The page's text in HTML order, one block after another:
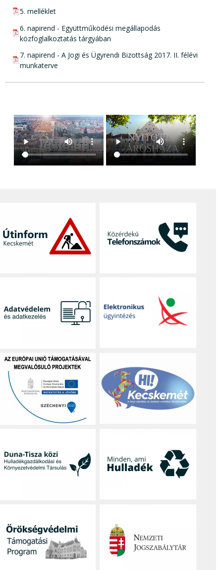
pdf csatolmány:
5. melléklet
pdf csatolmány:
6. napirend - Együttműködési megállapodás
közfoglalkoztatás tárgyában
pdf csatolmány:
7. napirend - A Jogi és Ügyrendi Bizottság 2017. II. félévi
munkaterve